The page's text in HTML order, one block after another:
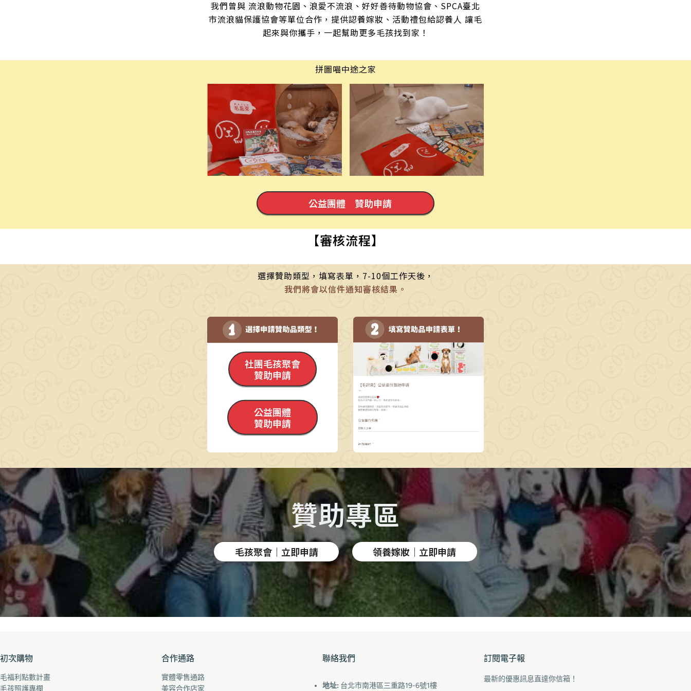
我們曾與 流浪動物花園、浪愛不流浪、好好善待動物協會、SPCA臺北
市流浪貓保護協會等單位合作，提供認養嫁妝、活動禮包給認養人 讓毛
起來與你攜手，一起幫助更多毛孩找到家！
拼圖喵中途之家
公益團體 贊助申請
【審核流程】
選擇贊助類型，填寫表單，7-10個工作天後，
我們將會以信件通知審核結果。
社團毛孩聚會
贊助申請
公益團體
贊助申請
贊助專區
毛孩聚會｜立即申請 領養嫁妝｜立即申請
初次購物
毛福利點數計畫
毛孩照護專欄
合作通路
實體零售通路
美容合作店家
聯絡我們
地址: 台北市南港區三重路19-6號1樓
訂閱電子報
最新的優惠訊息直達你信箱！